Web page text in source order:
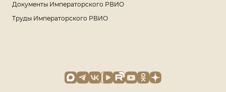
Документы Императорского РВИО
Труды Императорского РВИО